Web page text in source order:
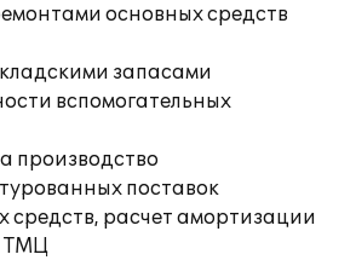
основных средств
запасами
вспомогательных
производство
поставок
средств, расчет амортизации
ТМЦ